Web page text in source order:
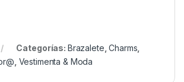
Categorías: Brazalete ,Charms
Vestimenta & Moda